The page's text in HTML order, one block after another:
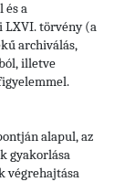
és a
LXVI. törvény (a
archiválás,
illetve
alapul, az
gyakorlása
végrehajtása